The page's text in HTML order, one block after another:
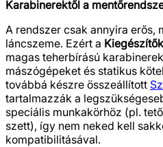
Karabinerektől a
A rendszer csak annyira erős,
láncszeme. Ezért a Kiegészítők
magas teherbírású
mászógépeket és statikus
továbbá készre összeállított
tartalmazzák a
speciális munkakörhöz (pl.
szett), így nem neked kell
kompatibilitásával.